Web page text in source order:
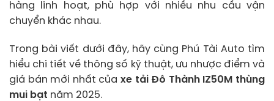
hàng linh hoạt, phù hợp với nhiều nhu cầu vận
chuyển khác nhau.
Trong bài viết dưới đây, hãy cùng Phú Tài Auto tìm
hiểu chi tiết về thông số kỹ thuật, ưu nhược điểm và
giá bán mới nhất của xe tải Đô Thành IZ50M thùng
mui bạt năm 2025.